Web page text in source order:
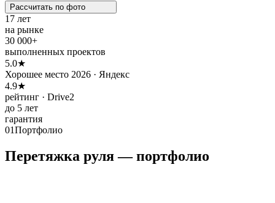
Рассчитать по фото
17 лет
на рынке
30 000+
выполненных проектов
5.0★
Хорошее место 2026 · Яндекс
4.9★
рейтинг · Drive2
до 5 лет
гарантия
01Портфолио
Перетяжка руля — портфолио